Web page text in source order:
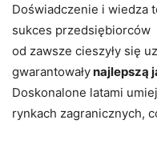
Doświadczenie i wiedza
sukces przedsiębiorców
od zawsze cieszyły się
gwarantowałynajlepszą
Doskonalone latami
rynkach zagranicznych,